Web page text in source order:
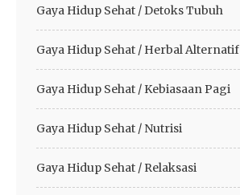
Gaya Hidup Sehat / Detoks Tubuh
Gaya Hidup Sehat / Herbal Alternatif
Gaya Hidup Sehat / Kebiasaan Pagi
Gaya Hidup Sehat / Nutrisi
Gaya Hidup Sehat / Relaksasi